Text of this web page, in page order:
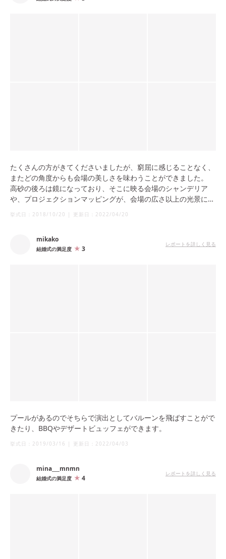
たくさんの方がきてくださいましたが、窮屈に感じることなく、
またどの角度からも会場の美しさを味わうことができました。
高砂の後ろは鏡になっており、そこに映る会場のシャンデリア
や、プロジェクションマッピングが、会場の広さ以上の光景に見
またドレスの後ろ姿や、素敵にしてもらったブライダルヘアもう
挙式日： 2018/10/20 | 更新日： 2022/04/20
mikako
結婚式の満足度 3
レポートを詳しく見る
プールがあるのでそちらで演出としてバルーンを飛ばすことがで
きたり、BBQやデザートビュッフェができます。
挙式日： 2019/03/16 | 更新日： 2022/04/03
mina___mnmn
結婚式の満足度 4
レポートを詳しく見る